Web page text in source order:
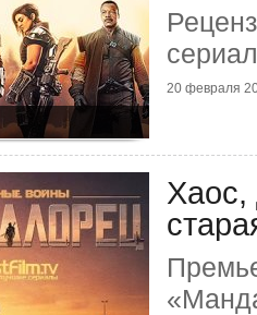
20 февраля
Хаос,